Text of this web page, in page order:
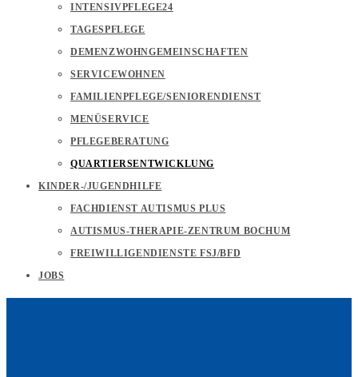
INTENSIVPFLEGE24
TAGESPFLEGE
DEMENZWOHNGEMEINSCHAFTEN
SERVICEWOHNEN
FAMILIENPFLEGE/SENIORENDIENST
MENÜSERVICE
PFLEGEBERATUNG
QUARTIERSENTWICKLUNG
KINDER-/JUGENDHILFE
FACHDIENST AUTISMUS PLUS
AUTISMUS-THERAPIE-ZENTRUM BOCHUM
FREIWILLIGENDIENSTE FSJ/BFD
JOBS